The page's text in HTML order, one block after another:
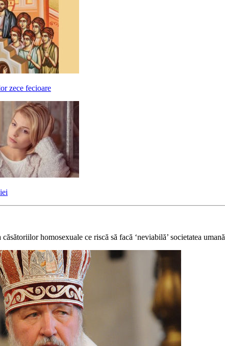
zece fecioare
homosexuale ce riscă să facă ‘neviabilă’ societatea umană